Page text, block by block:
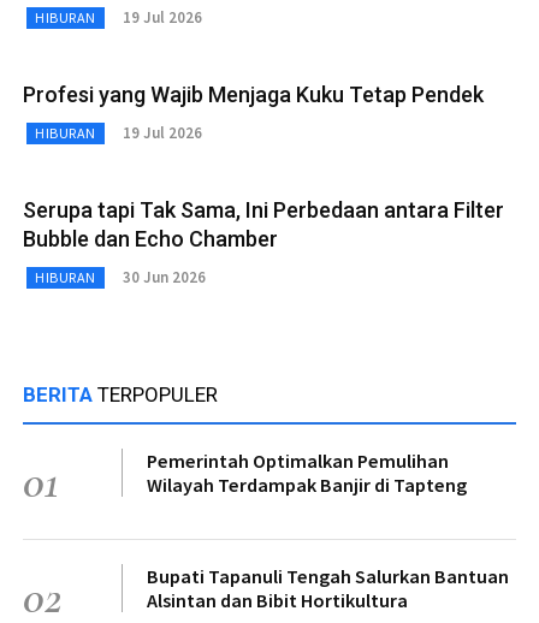
HIBURAN 19 Jul 2026
Profesi yang Wajib Menjaga Kuku Tetap Pendek
HIBURAN 19 Jul 2026
Serupa tapi Tak Sama, Ini Perbedaan antara Filter
Bubble dan Echo Chamber
HIBURAN 30 Jun 2026
BERITA TERPOPULER
01
Pemerintah Optimalkan Pemulihan
Wilayah Terdampak Banjir di Tapteng
02
Bupati Tapanuli Tengah Salurkan Bantuan
Alsintan dan Bibit Hortikultura